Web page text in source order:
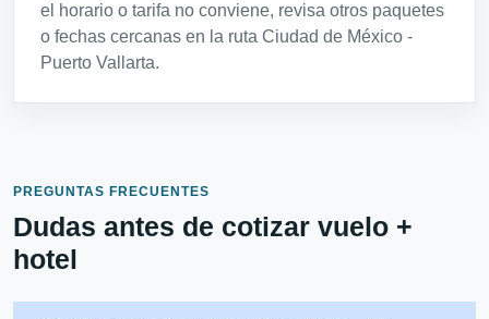
el horario o tarifa no conviene, revisa otros paquetes
o fechas cercanas en la ruta Ciudad de México -
Puerto Vallarta.
PREGUNTAS FRECUENTES
Dudas antes de cotizar vuelo +
hotel